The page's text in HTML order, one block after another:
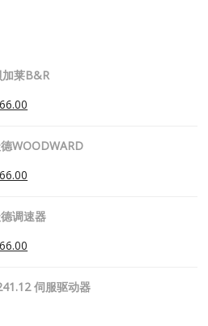
加莱B&R
WOODWARD
调速器
伺服驱动器